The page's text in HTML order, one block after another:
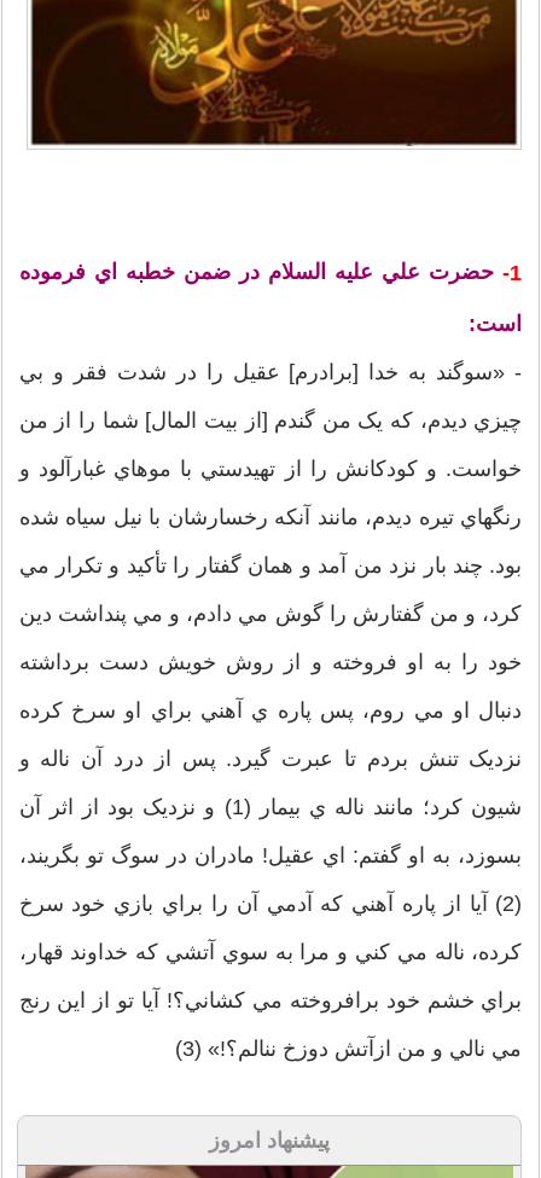
1- حضرت علي عليه السلام در ضمن خطبه اي فرموده
است:
- «سوگند به خدا [برادرم] عقيل را در شدت فقر و بي
چيزي ديدم، که يک من گندم [از بيت المال] شما را از من
خواست. و کودکانش را از تهيدستي با موهاي غبارآلود و
رنگهاي تيره ديدم، مانند آنکه رخسارشان با نيل سياه شده
بود. چند بار نزد من آمد و همان گفتار را تأکيد و تکرار مي
کرد، و من گفتارش را گوش مي دادم، و مي پنداشت دين
خود را به او فروخته و از روش خويش دست برداشته
دنبال او مي روم، پس پاره ي آهني براي او سرخ کرده
نزديک تنش بردم تا عبرت گيرد. پس از درد آن ناله و
شيون کرد؛ مانند ناله ي بيمار (1) و نزديک بود از اثر آن
بسوزد، به او گفتم: اي عقيل! مادران در سوگ تو بگريند،
(2) آيا از پاره آهني که آدمي آن را براي بازي خود سرخ
کرده، ناله مي کني و مرا به سوي آتشي که خداوند قهار،
براي خشم خود برافروخته مي کشاني؟! آيا تو از اين رنج
مي نالي و من ازآتش دوزخ ننالم؟!» (3)
پیشنهاد امروز